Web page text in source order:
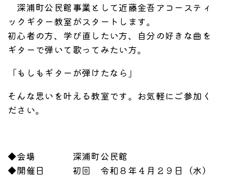
深浦町公民館事業として近藤金吾アコースティ
ックギター教室がスタートします。
初心者の方、学び直したい方、自分の好きな曲を
ギターで弾いて歌ってみたい方。
「もしもギターが弾けたなら」
そんな思いを叶える教室です。お気軽にご参加く
ださい。
◆会場 深浦町公民館
◆開催日 初回 令和８年４月２９日（水）